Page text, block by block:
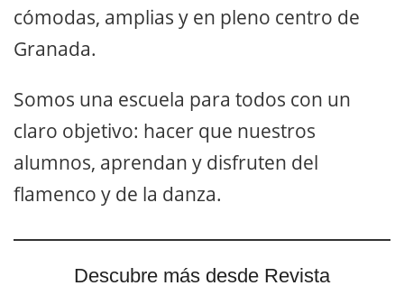
cómodas, amplias y en pleno centro de
Granada.
Somos una escuela para todos con un
claro objetivo: hacer que nuestros
alumnos, aprendan y disfruten del
flamenco y de la danza.
Descubre más desde Revista